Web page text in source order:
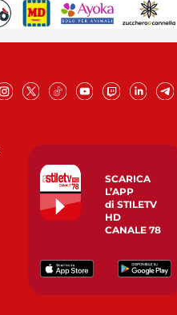
SCARICA
L’APP
di STILETV
HD
CANALE 78